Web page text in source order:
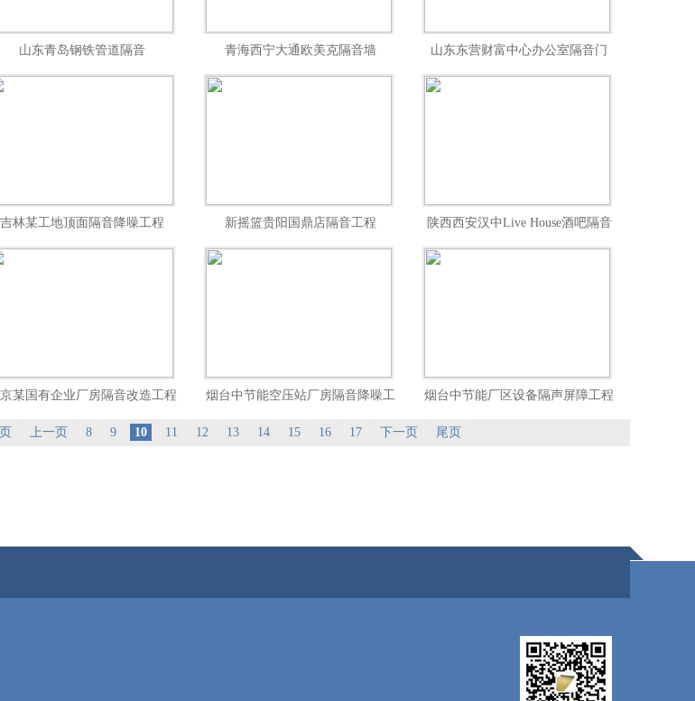
山东青岛钢铁管道隔音 青海西宁大通欧美克隔音墙 山东东营财富中心办公室隔音门
吉林某工地顶面隔音降噪工程 新摇篮贵阳国鼎店隔音工程 陕西西安汉中Live House酒吧隔音
某国有企业厂房隔音改造工程 烟台中节能空压站厂房隔音降噪工
程
烟台中节能厂区设备隔声屏障工程
上一页 8 9 10 11 12 13 14 15 16 17 下一页 尾页